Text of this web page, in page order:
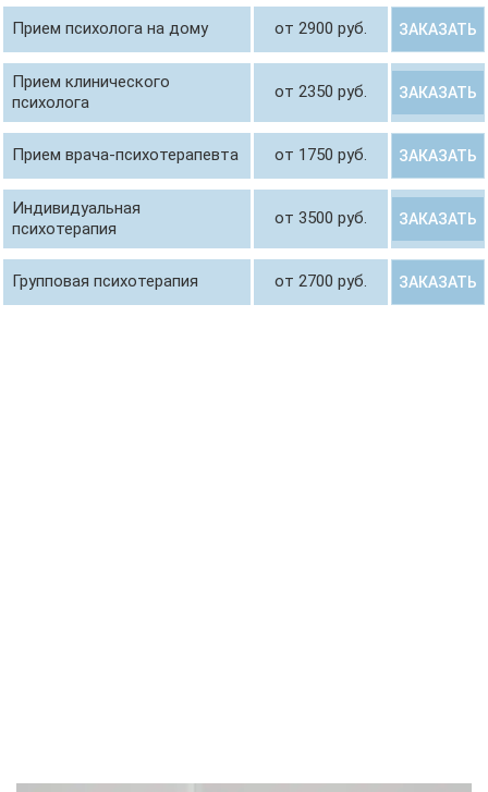
Прием психолога на дому от 2900 руб. ЗАКАЗАТЬ
Прием клинического
психолога
от 2350 руб. ЗАКАЗАТЬ
Прием врача-психотерапевта от 1750 руб. ЗАКАЗАТЬ
Индивидуальная
психотерапия
от 3500 руб. ЗАКАЗАТЬ
Групповая психотерапия от 2700 руб. ЗАКАЗАТЬ